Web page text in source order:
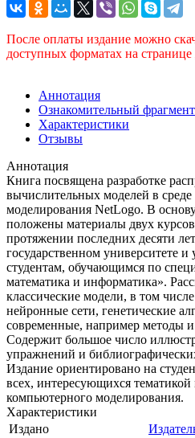
После оплаты издание можно
доступных форматах на странице
Аннотация
Ознакомительный фрагмент
Характеристики
Отзывы
Аннотация
Книга посвящена разработке
вычислительных моделей в среде
моделирования NetLogo. В
положены материалы двух
протяжении последних десяти
государственном университете и
студентам, обучающимся по
математика и информатика».
классические модели, в том
нейронные сети, генетические
современные, например методы и
Содержит большое число
упражнений и
Издание ориентировано на
всех, интересующихся тематикой
компьютерного моделирования.
Характеристики
Издано